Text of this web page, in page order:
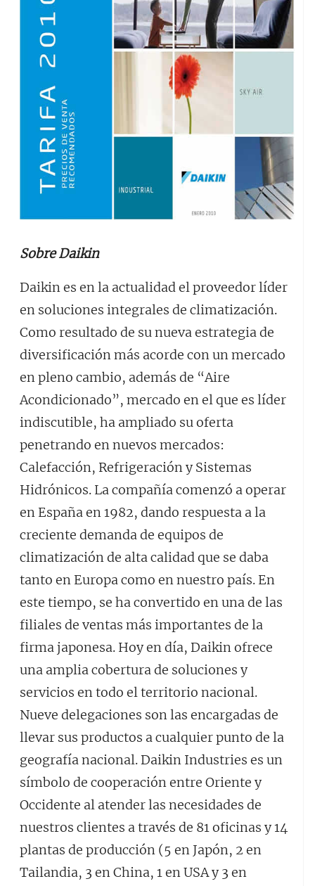
Sobre Daikin
Daikin es en la actualidad el proveedor líder
en soluciones integrales de climatización.
Como resultado de su nueva estrategia de
diversificación más acorde con un mercado
en pleno cambio, además de “Aire
Acondicionado”, mercado en el que es líder
indiscutible, ha ampliado su oferta
penetrando en nuevos mercados:
Calefacción, Refrigeración y Sistemas
Hidrónicos. La compañía comenzó a operar
en España en 1982, dando respuesta a la
creciente demanda de equipos de
climatización de alta calidad que se daba
tanto en Europa como en nuestro país. En
este tiempo, se ha convertido en una de las
filiales de ventas más importantes de la
firma japonesa. Hoy en día, Daikin ofrece
una amplia cobertura de soluciones y
servicios en todo el territorio nacional.
Nueve delegaciones son las encargadas de
llevar sus productos a cualquier punto de la
geografía nacional. Daikin Industries es un
símbolo de cooperación entre Oriente y
Occidente al atender las necesidades de
nuestros clientes a través de 81 oficinas y 14
plantas de producción (5 en Japón, 2 en
Tailandia, 3 en China, 1 en USA y 3 en